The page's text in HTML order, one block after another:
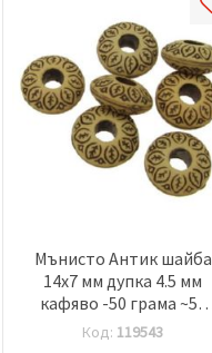
Мънисто Антик шайба
14x7 мм дупка 4.5 мм
кафяво -50 грама ~55
броя
Код: 119543